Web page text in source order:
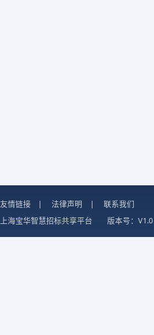
友情链接 | 法律声明 |
联系我们
上海宝华智慧招标共享平台
版本号：V1.0